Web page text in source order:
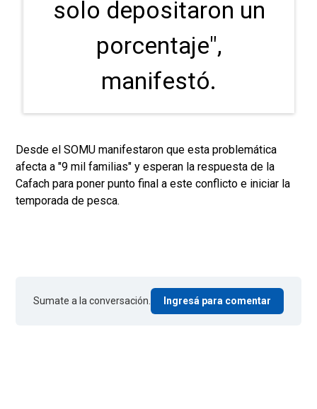
solo depositaron un
porcentaje",
manifestó.
Desde el SOMU manifestaron que esta problemática
afecta a "9 mil familias" y esperan la respuesta de la
Cafach para poner punto final a este conflicto e iniciar la
temporada de pesca.
Sumate a la conversación. Ingresá para comentar